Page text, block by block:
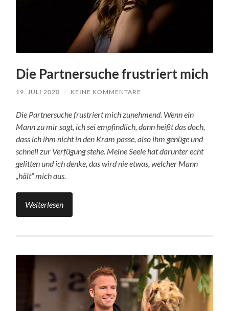
Die Partnersuche frustriert mich
19. JULI 2020 / KEINE KOMMENTARE
Die Partnersuche frustriert mich zunehmend. Wenn ein
Mann zu mir sagt, ich sei empfindlich, dann heißt das doch,
dass ich ihm nicht in den Kram passe, also ihm genüge und
schnell zur Verfügung stehe. Meine Seele hat darunter echt
gelitten und ich denke, das wird nie etwas, welcher Mann
„hält“ mich aus.
Weiterlesen